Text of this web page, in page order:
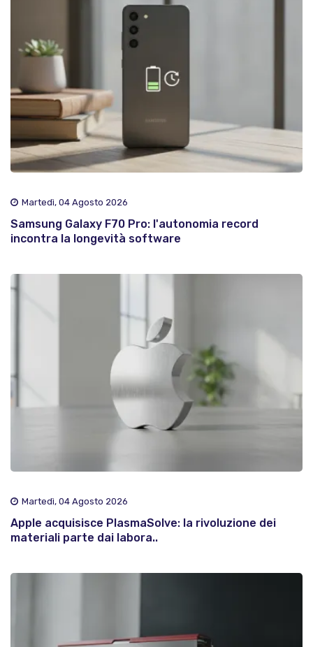
Martedì, 04 Agosto 2026
Samsung Galaxy F70 Pro: l'autonomia record
incontra la longevità software
Martedì, 04 Agosto 2026
Apple acquisisce PlasmaSolve: la rivoluzione dei
materiali parte dai labora..